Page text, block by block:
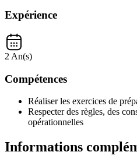
Expérience
2 An(s)
Compétences
Réaliser les exercices de
Respecter des règles, des
opérationnelles
Informations